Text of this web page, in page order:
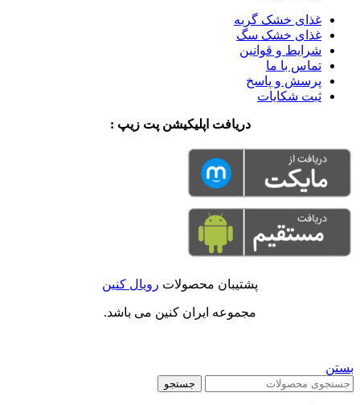
غذای خشک گربه
غذای خشک سگ
شرایط و قوانین
تماس با ما
پرسش و پاسخ
ثبت شکایات
دریافت اپلیکیشن پت زیپ :
پشتیبان محصولات رویال کنین
مجموعه ایران کنین می باشد.
بستن
جستجو